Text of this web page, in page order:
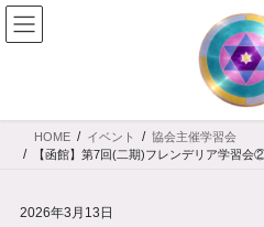
コ
ン
へ
ナ
ビ
ョ
HOME イベント
協会主催学習会
【函館】第7回(二期)フレンデリア学習
2026年3月13日